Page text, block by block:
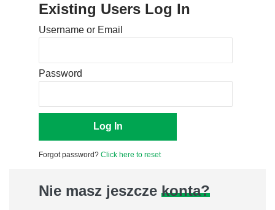
Existing Users Log In
Username or Email
Password
Forgot password? Click here to reset
Nie masz jeszcze konta?